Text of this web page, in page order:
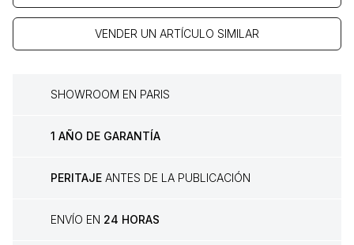
VENDER UN ARTÍCULO SIMILAR
SHOWROOM EN PARIS
1 AÑO DE GARANTÍA
PERITAJE ANTES DE LA PUBLICACIÓN
ENVÍO EN 24 HORAS